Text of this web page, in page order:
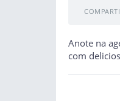
Anote na
com